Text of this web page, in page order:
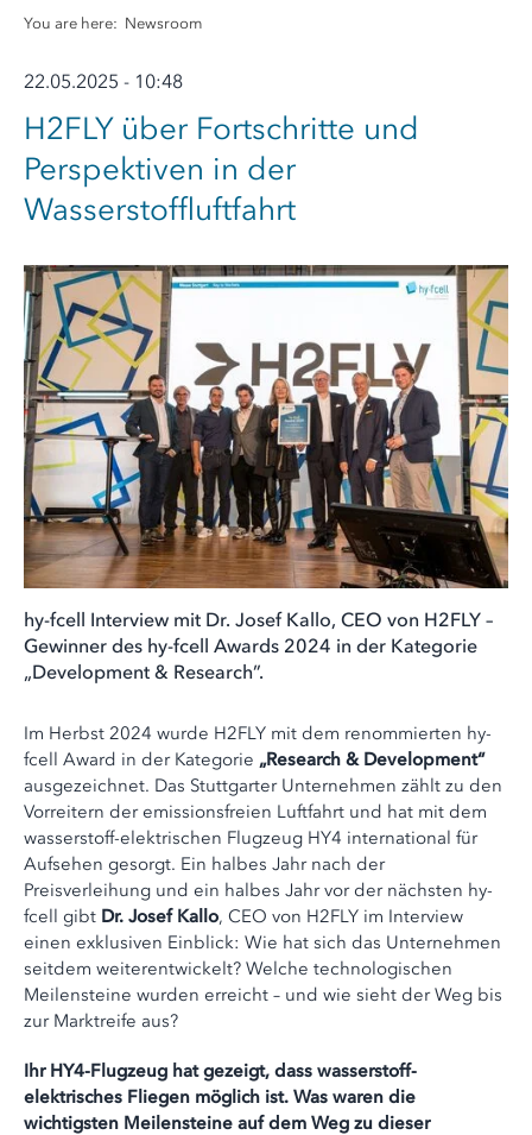
You are here: Newsroom
22.05.2025 - 10:48
H2FLY über Fortschritte und
Perspektiven in der
Wasserstoffluftfahrt
hy-fcell Interview mit Dr. Josef Kallo, CEO von H2FLY –
Gewinner des hy-fcell Awards 2024 in der Kategorie
„Development & Research”.
Im Herbst 2024 wurde H2FLY mit dem renommierten hy-
fcell Award in der Kategorie „Research & Development“
ausgezeichnet. Das Stuttgarter Unternehmen zählt zu den
Vorreitern der emissionsfreien Luftfahrt und hat mit dem
wasserstoff-elektrischen Flugzeug HY4 international für
Aufsehen gesorgt. Ein halbes Jahr nach der
Preisverleihung und ein halbes Jahr vor der nächsten hy-
fcell gibt Dr. Josef Kallo, CEO von H2FLY im Interview
einen exklusiven Einblick: Wie hat sich das Unternehmen
seitdem weiterentwickelt? Welche technologischen
Meilensteine wurden erreicht – und wie sieht der Weg bis
zur Marktreife aus?
Ihr HY4-Flugzeug hat gezeigt, dass wasserstoff-
elektrisches Fliegen möglich ist. Was waren die
wichtigsten Meilensteine auf dem Weg zu dieser